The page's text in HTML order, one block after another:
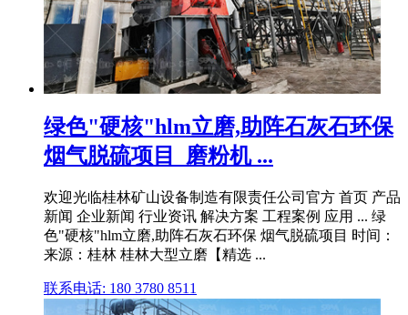
绿色"硬核"hlm立磨,助阵石灰石环保
烟气脱硫项目_磨粉机 ...
欢迎光临桂林矿山设备制造有限责任公司官方 首页 产品
新闻 企业新闻 行业资讯 解决方案 工程案例 应用 ... 绿
色"硬核"hlm立磨,助阵石灰石环保 烟气脱硫项目 时间：
来源：桂林 桂林大型立磨【精选 ...
联系电话: 180 3780 8511